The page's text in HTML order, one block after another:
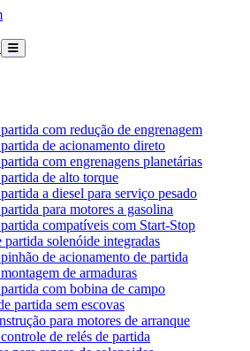
com redução de engrenagem
de acionamento direto
com engrenagens planetárias
de alto torque
a diesel para serviço pesado
para motores a gasolina
partida compatíveis com Start-Stop
partida solenóide integradas
de acionamento de partida
de armaduras
com bobina de campo
partida sem escovas
para motores de arranque
de relés de partida